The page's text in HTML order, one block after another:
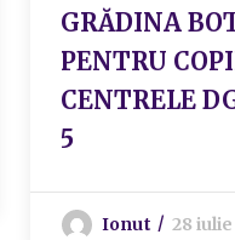
GRĂDINA
PENTRU
CENTRELE
5
Ionut 28